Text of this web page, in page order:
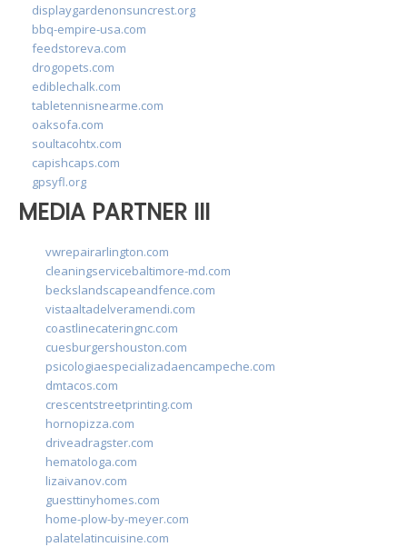
displaygardenonsuncrest.org
bbq-empire-usa.com
feedstoreva.com
drogopets.com
ediblechalk.com
tabletennisnearme.com
oaksofa.com
soultacohtx.com
capishcaps.com
gpsyfl.org
MEDIA PARTNER III
vwrepairarlington.com
cleaningservicebaltimore-md.com
beckslandscapeandfence.com
vistaaltadelveramendi.com
coastlinecateringnc.com
cuesburgershouston.com
psicologiaespecializadaencampeche.com
dmtacos.com
crescentstreetprinting.com
hornopizza.com
driveadragster.com
hematologa.com
lizaivanov.com
guesttinyhomes.com
home-plow-by-meyer.com
palatelatincuisine.com